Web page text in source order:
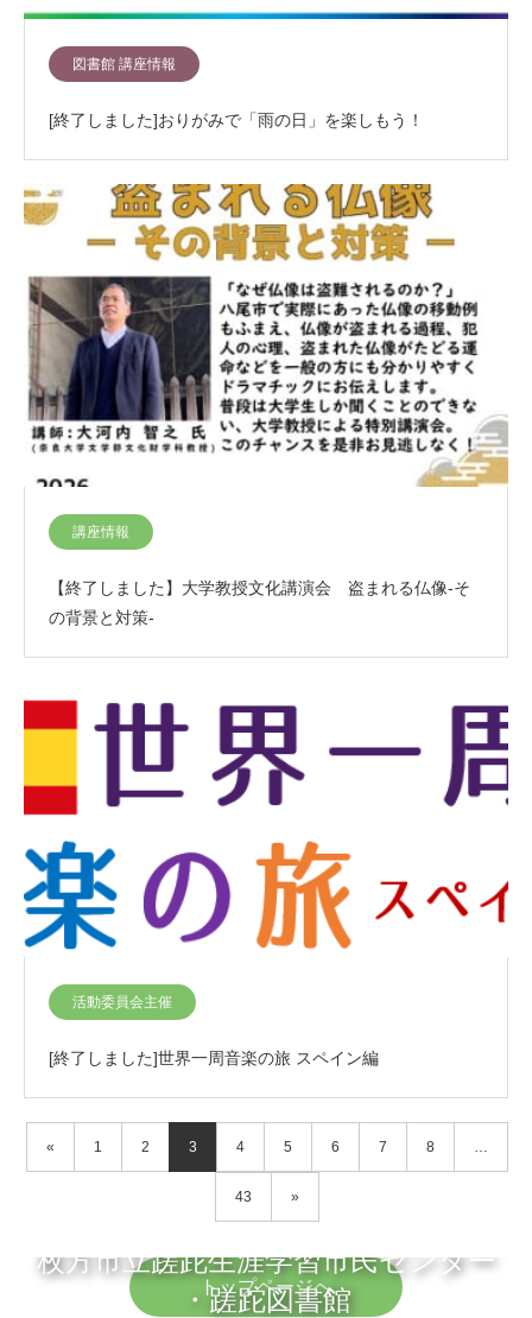
図書館 講座情報
[終了しました]おりがみで「雨の日」を楽しもう！
講座情報
【終了しました】大学教授文化講演会 盗まれる仏像-そ
の背景と対策-
活動委員会主催
[終了しました]世界一周音楽の旅 スペイン編
« 1 2 3 4 5 6 7 8 …
43 »
トップページへ
枚方市立蹉跎生涯学習市民センター
・蹉跎図書館